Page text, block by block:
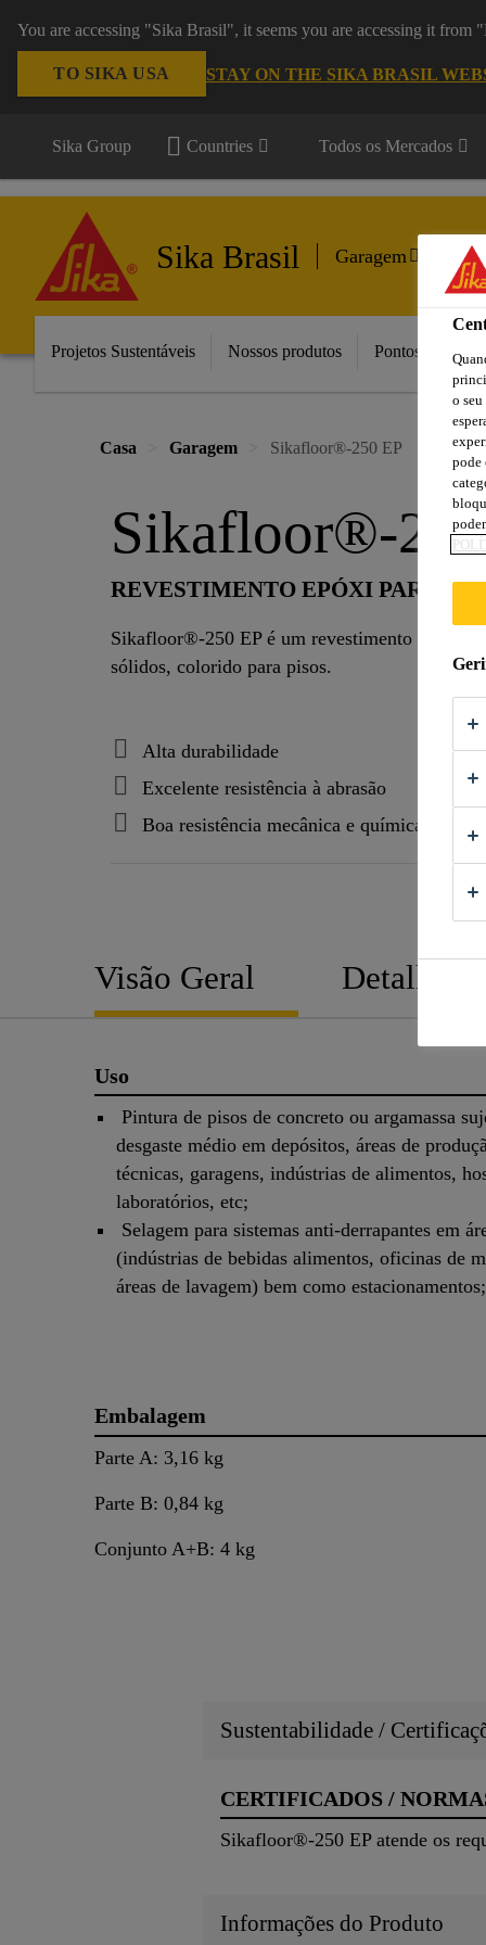
You are accessing "Sika Brasil", it seems you are accessing it
TO SIKA USA STAY ON THE SIKA BRASIL
Sika Group Countries Todos os Mercados
Sika Brasil Garagem
Projetos Sustentáveis Nossos produtos Pontos de
Casa Garagem Sikafloor®-250 EP
Sikafloor®-
REVESTIMENTO EPÓXI PARA
Sikafloor®-250 EP é um revestimento à base
sólidos, colorido para pisos.
Alta durabilidade
Excelente resistência à abrasão
Boa resistência mecânica e química
Visão Geral Detalhes
Uso
Pintura de pisos de concreto ou argamassa
desgaste médio em depósitos, áreas de
técnicas, garagens, indústrias de alimentos,
laboratórios, etc;
Selagem para sistemas anti-derrapantes em
(indústrias de bebidas alimentos, oficinas de
áreas de lavagem) bem como estacionamentos;
Embalagem
Parte A: 3,16 kg
Parte B: 0,84 kg
Conjunto A+B: 4 kg
Sustentabilidade /
CERTIFICADOS /
Sikafloor®-250 EP atende os
Informações do Produto
o
pode